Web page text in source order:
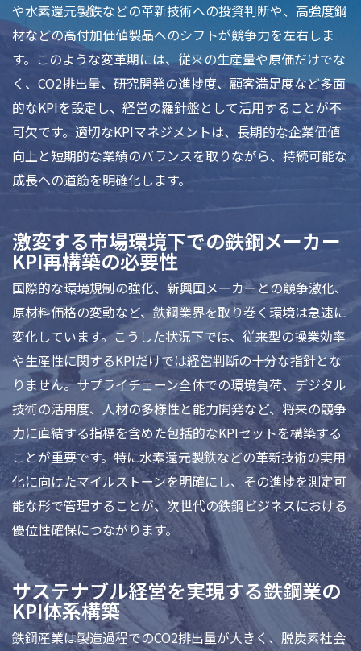
や水素還元製鉄などの革新技術への投資判断や、高強度鋼
材などの高付加価値製品へのシフトが競争力を左右しま
す。このような変革期には、従来の生産量や原価だけでな
く、CO2排出量、研究開発の進捗度、顧客満足度など多面
的なKPIを設定し、経営の羅針盤として活用することが不
可欠です。適切なKPIマネジメントは、長期的な企業価値
向上と短期的な業績のバランスを取りながら、持続可能な
成長への道筋を明確化します。
激変する市場環境下での鉄鋼メーカー
KPI再構築の必要性
国際的な環境規制の強化、新興国メーカーとの競争激化、
原材料価格の変動など、鉄鋼業界を取り巻く環境は急速に
変化しています。こうした状況下では、従来型の操業効率
や生産性に関するKPIだけでは経営判断の十分な指針とな
りません。サプライチェーン全体での環境負荷、デジタル
技術の活用度、人材の多様性と能力開発など、将来の競争
力に直結する指標を含めた包括的なKPIセットを構築する
ことが重要です。特に水素還元製鉄などの革新技術の実用
化に向けたマイルストーンを明確にし、その進捗を測定可
能な形で管理することが、次世代の鉄鋼ビジネスにおける
優位性確保につながります。
サステナブル経営を実現する鉄鋼業の
KPI体系構築
鉄鋼産業は製造過程でのCO2排出量が大きく、脱炭素社会